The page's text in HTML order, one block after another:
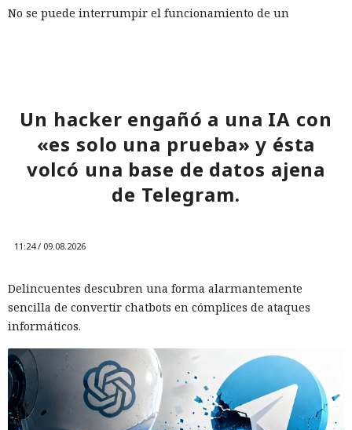
No se puede interrumpir el funcionamiento de un
masiva de cuentas, el secuestro de cuentas y el fraude con
tarjetas bancarias.
Un hacker engañó a una IA con
«es solo una prueba» y ésta
volcó una base de datos ajena
de Telegram.
11:24 / 09.08.2026
Delincuentes descubren una forma alarmantemente
sencilla de convertir chatbots en cómplices de ataques
informáticos.